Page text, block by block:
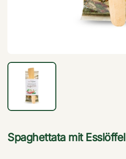
Spaghettata mit Esslöffel